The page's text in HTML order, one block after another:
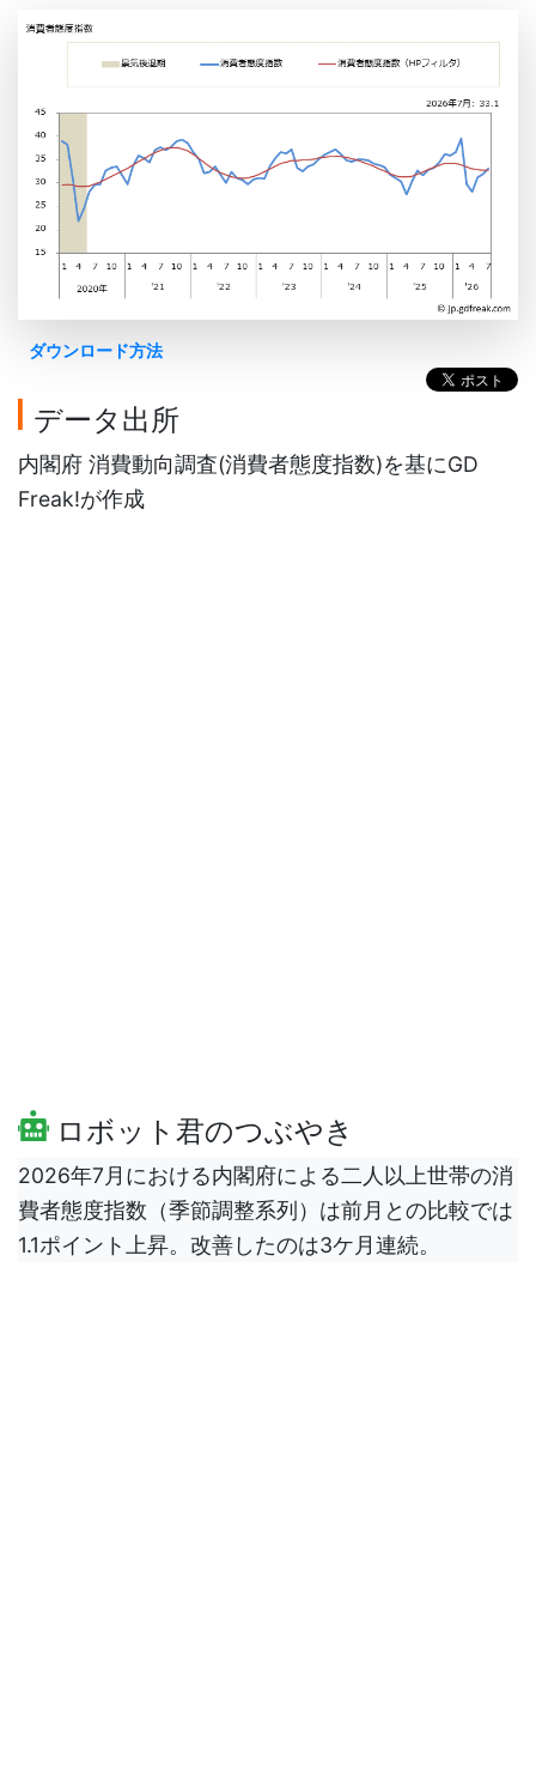
ダウンロード方法
データ出所
内閣府 消費動向調査(消費者態度指数)を基にGD
Freak!が作成
ロボット君のつぶやき
2026年7月における内閣府による二人以上世帯の消
費者態度指数（季節調整系列）は前月との比較では
1.1ポイント上昇。改善したのは3ケ月連続。